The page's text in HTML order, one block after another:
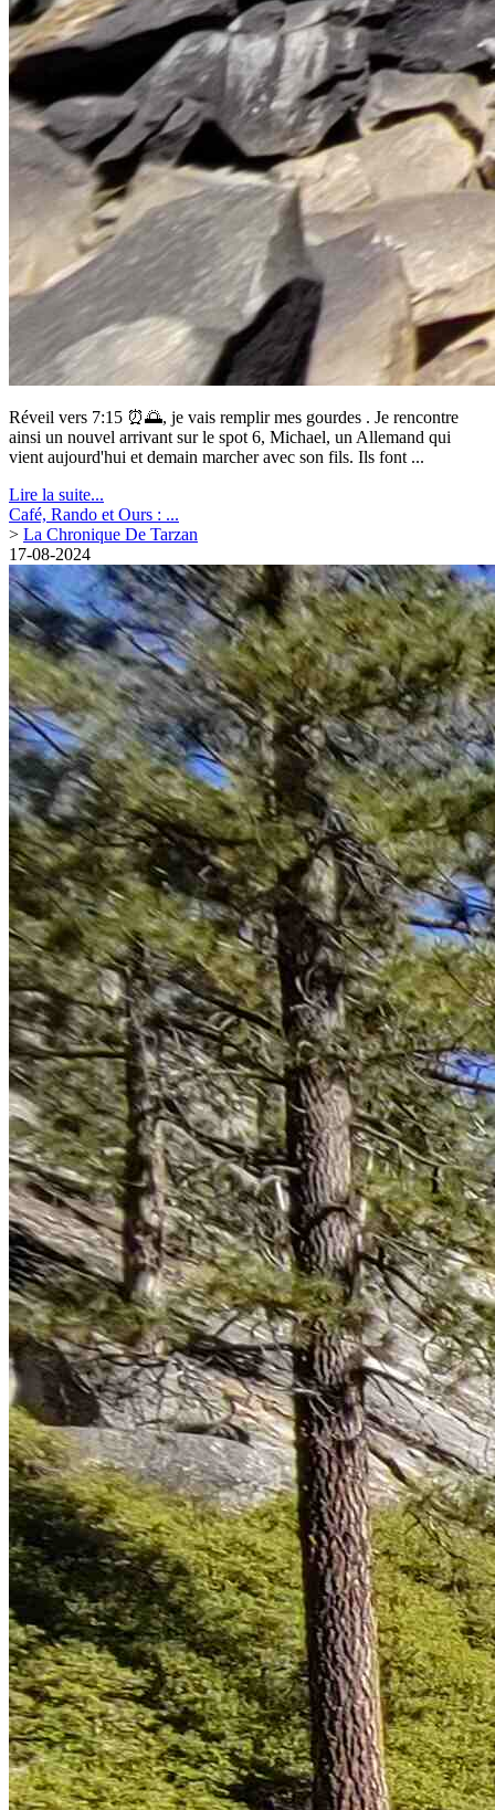
Réveil vers 7:15 ⏰🌅, je vais remplir mes gourdes . Je rencontre
ainsi un nouvel arrivant sur le spot 6, Michael, un Allemand qui
vient aujourd'hui et demain marcher avec son fils. Ils font ...
Lire la suite...
Café, Rando et Ours : ...
> La Chronique De Tarzan
17-08-2024